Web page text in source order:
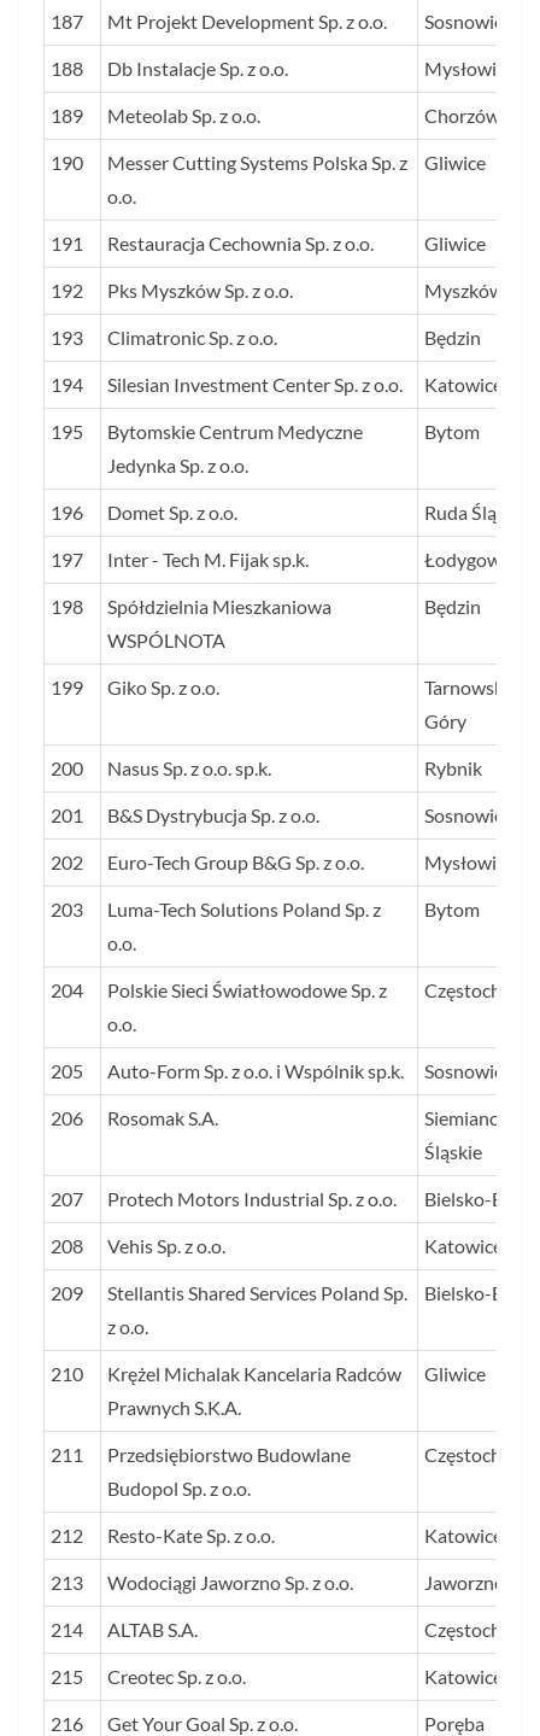
187 Mt Projekt Development Sp. z o.o. Sosnowiec
188 Db Instalacje Sp. z o.o. Mysłowice
189 Meteolab Sp. z o.o. Chorzów
190
Messer Cutting Systems Polska Sp. z
o.o.
Gliwice
191 Restauracja Cechownia Sp. z o.o. Gliwice
192 Pks Myszków Sp. z o.o. Myszków
193 Climatronic Sp. z o.o. Będzin
194 Silesian Investment Center Sp. z o.o. Katowice
195
Bytomskie Centrum Medyczne
Jedynka Sp. z o.o.
Bytom
196 Domet Sp. z o.o. Ruda Śląska
197 Inter - Tech M. Fijak sp.k. Łodygowice
198
Spółdzielnia Mieszkaniowa
WSPÓLNOTA
Będzin
199 Giko Sp. z o.o.
Tarnowskie
Góry
200 Nasus Sp. z o.o. sp.k. Rybnik
201 B&S Dystrybucja Sp. z o.o. Sosnowiec
202 Euro-Tech Group B&G Sp. z o.o. Mysłowice
203
Luma-Tech Solutions Poland Sp. z
o.o.
Bytom
204
Polskie Sieci Światłowodowe Sp. z
o.o.
Częstochowa
205 Auto-Form Sp. z o.o. i Wspólnik sp.k. Sosnowiec
206 Rosomak S.A.
Siemianowice
Śląskie
207 Protech Motors Industrial Sp. z o.o. Bielsko-Biała
208 Vehis Sp. z o.o. Katowice
209
Stellantis Shared Services Poland Sp.
z o.o.
Bielsko-Biała
210
Krężel Michalak Kancelaria Radców
Prawnych S.K.A.
Gliwice
211
Przedsiębiorstwo Budowlane
Budopol Sp. z o.o.
Częstochowa
212 Resto-Kate Sp. z o.o. Katowice
213 Wodociągi Jaworzno Sp. z o.o. Jaworzno
214 ALTAB S.A. Częstochowa
215 Creotec Sp. z o.o. Katowice
216 Get Your Goal Sp. z o.o. Poręba